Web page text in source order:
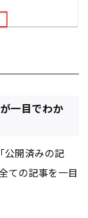
一目でわか
公開済みの記
ての記事を一目